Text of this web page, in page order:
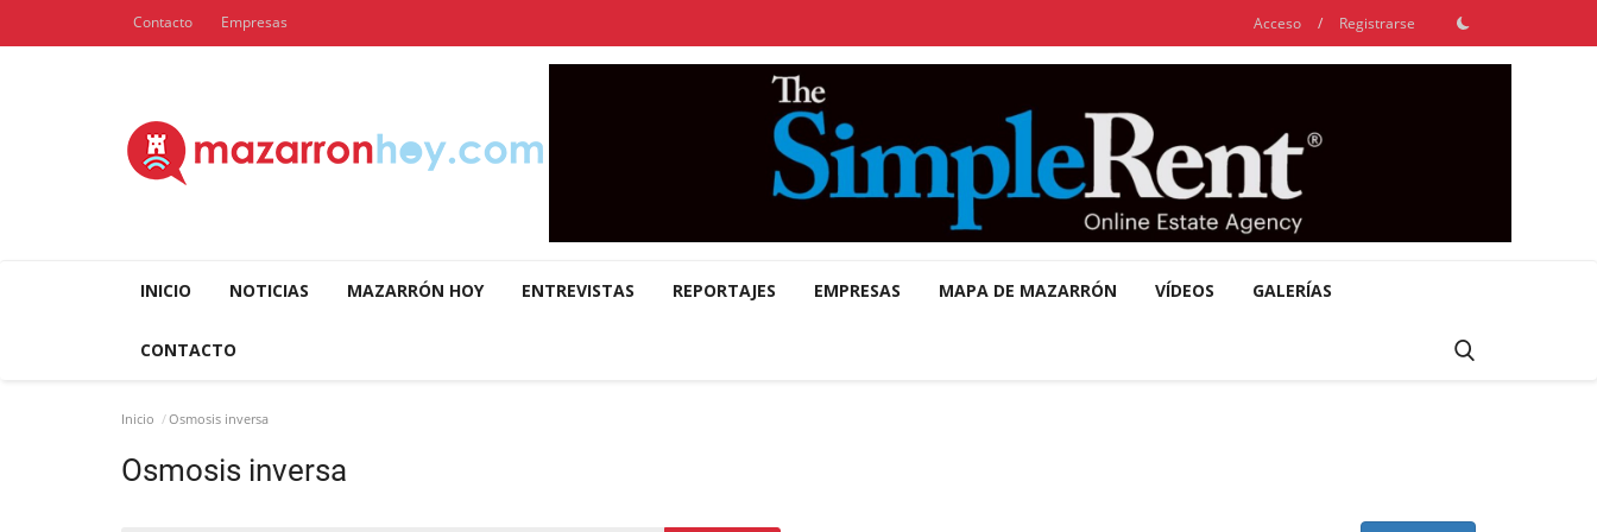
Contacto Empresas Acceso / Registrarse
INICIO NOTICIAS MAZARRÓN HOY ENTREVISTAS REPORTAJES EMPRESAS MAPA DE MAZARRÓN VÍDEOS GALERÍAS
CONTACTO
Inicio Osmosis inversa
Osmosis inversa